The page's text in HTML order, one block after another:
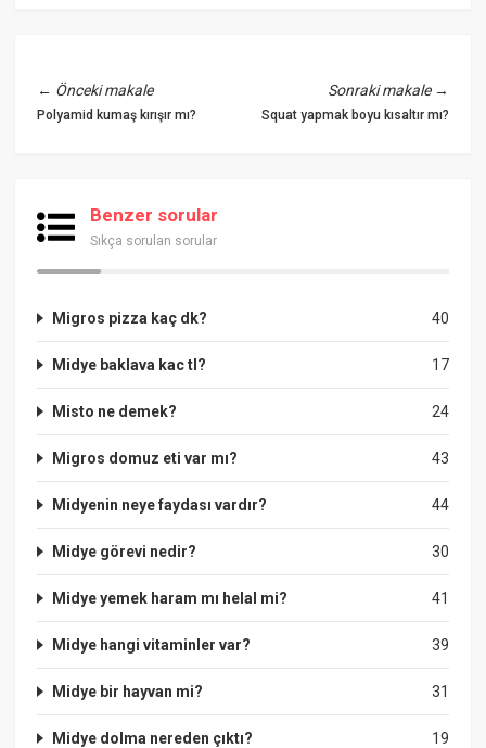
← Önceki makale
Polyamid kumaş kırışır mı?
Sonraki makale→
Squat yapmak boyu kısaltır mı?
Benzer sorular
Sıkça sorulan sorular
40
Migros pizza kaç dk?
17
Midye baklava kac tl?
24
Misto ne demek?
43
Migros domuz eti var mı?
44
Midyenin neye faydası vardır?
30
Midye görevi nedir?
41
Midye yemek haram mı helal mi?
39
Midye hangi vitaminler var?
31
Midye bir hayvan mi?
19
Midye dolma nereden çıktı?